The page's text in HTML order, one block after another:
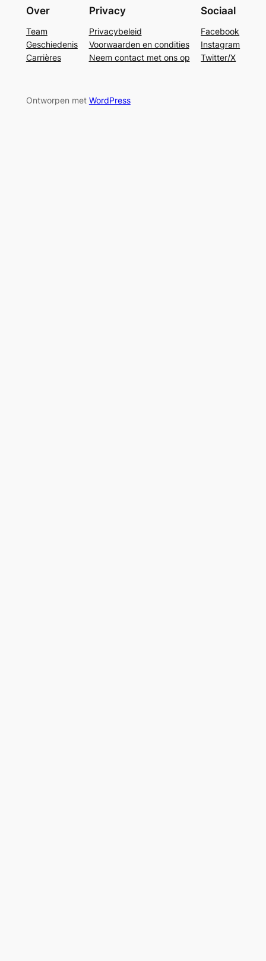
Over
Team
Geschiedenis
Carrières
Privacy
Privacybeleid
Voorwaarden en condities
Neem contact met ons op
Sociaal
Facebook
Instagram
Twitter/X
Ontworpen met WordPress